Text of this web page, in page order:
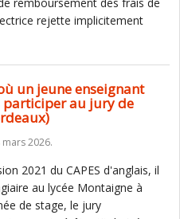
rejette implicitement
un jeune enseignant
participer au jury de
2026.
2021 du CAPES d'anglais, il
au lycée Montaigne à
de stage, le jury